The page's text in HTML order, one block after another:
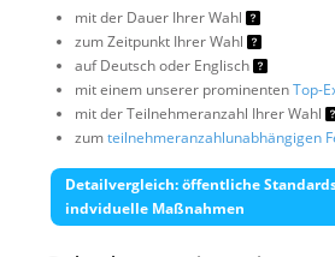
mit der Dauer Ihrer Wahl
zum Zeitpunkt Ihrer Wahl
auf Deutsch oder Englisch
mit einem unserer prominentenTop-
mit der Teilnehmeranzahl Ihrer Wahl
zumteilnehmeranzahlunabhängigen
Detailvergleich: öffentliche
indviduelle Maßnahmen